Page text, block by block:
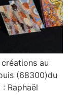
au
(68300)du
Raphaël